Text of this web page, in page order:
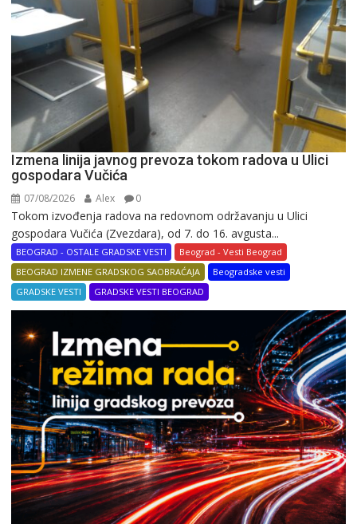
Izmena linija javnog prevoza tokom radova u Ulici
gospodara Vučića
07/08/2026 Alex 0
Tokom izvođenja radova na redovnom održavanju u Ulici
gospodara Vučića (Zvezdara), od 7. do 16. avgusta...
BEOGRAD - OSTALE GRADSKE VESTI
Beograd - Vesti Beograd
BEOGRAD IZMENE GRADSKOG SAOBRAĆAJA
Beogradske vesti
GRADSKE VESTI
GRADSKE VESTI BEOGRAD